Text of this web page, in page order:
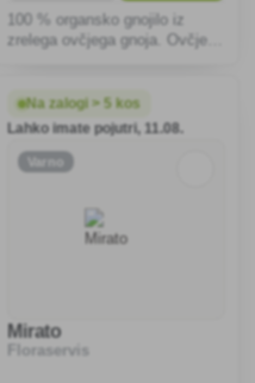
100 % organsko gnojilo iz
zrelega ovčjega gnoja. Ovčje
vsebnost hranilnih snovi
edinstvene na svetu.
Na zalogi > 5 kos
Lahko imate pojutri, 11.08.
Varno
Mirato
Floraservis